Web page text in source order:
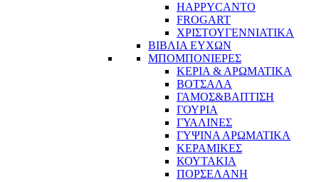
HAPPYCANTO
FROGART
ΧΡΙΣΤΟΥΓΕΝΝΙΑΤΙΚΑ
ΒΙΒΛΙΑ ΕΥΧΩΝ
ΜΠΟΜΠΟΝΙΕΡΕΣ
ΚΕΡΙΑ & ΑΡΩΜΑΤΙΚΑ
ΒΟΤΣΑΛΑ
ΓΑΜΟΣ&ΒΑΠΤΙΣΗ
ΓΟΥΡΙΑ
ΓΥΑΛΙΝΕΣ
ΓΥΨΙΝΑ ΑΡΩΜΑΤΙΚΑ
ΚΕΡΑΜΙΚΕΣ
ΚΟΥΤΑΚΙΑ
ΠΟΡΣΕΛΑΝΗ